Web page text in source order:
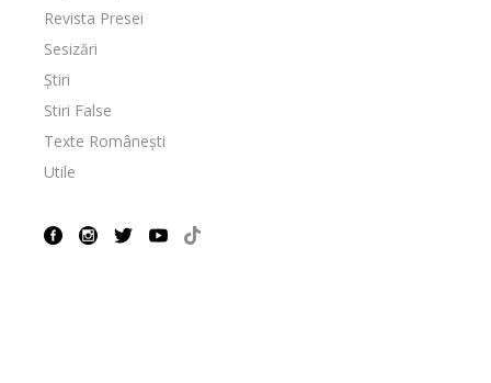
Revista Presei
Sesizări
Știri
Stiri False
Texte Românești
Utile